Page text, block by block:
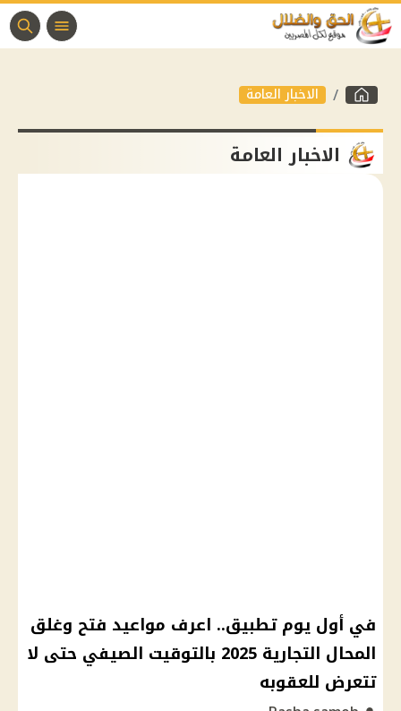
الاخبار العامة
الاخبار العامة
في أول يوم تطبيق.. اعرف مواعيد فتح وغلق
المحال التجارية 2025 بالتوقيت الصيفي حتى لا
تتعرض للعقوبه